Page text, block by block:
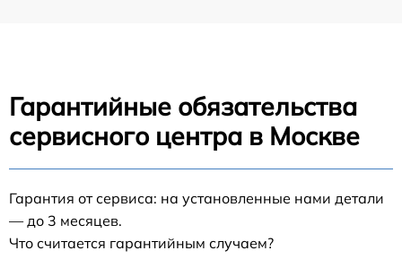
Гарантийные обязательства
сервисного центра в Москве
Гарантия от сервиса: на установленные нами детали
— до 3 месяцев.
Что считается гарантийным случаем?